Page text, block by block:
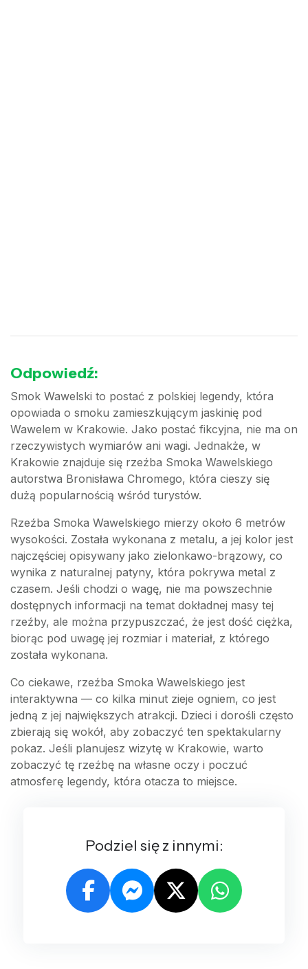
Odpowiedź:
Smok Wawelski to postać z polskiej legendy, która
opowiada o smoku zamieszkującym jaskinię pod
Wawelem w Krakowie. Jako postać fikcyjna, nie ma on
rzeczywistych wymiarów ani wagi. Jednakże, w
Krakowie znajduje się rzeźba Smoka Wawelskiego
autorstwa Bronisława Chromego, która cieszy się
dużą popularnością wśród turystów.
Rzeźba Smoka Wawelskiego mierzy około 6 metrów
wysokości. Została wykonana z metalu, a jej kolor jest
najczęściej opisywany jako zielonkawo-brązowy, co
wynika z naturalnej patyny, która pokrywa metal z
czasem. Jeśli chodzi o wagę, nie ma powszechnie
dostępnych informacji na temat dokładnej masy tej
rzeźby, ale można przypuszczać, że jest dość ciężka,
biorąc pod uwagę jej rozmiar i materiał, z którego
została wykonana.
Co ciekawe, rzeźba Smoka Wawelskiego jest
interaktywna — co kilka minut zieje ogniem, co jest
jedną z jej największych atrakcji. Dzieci i dorośli często
zbierają się wokół, aby zobaczyć ten spektakularny
pokaz. Jeśli planujesz wizytę w Krakowie, warto
zobaczyć tę rzeźbę na własne oczy i poczuć
atmosferę legendy, która otacza to miejsce.
Podziel się z innymi: